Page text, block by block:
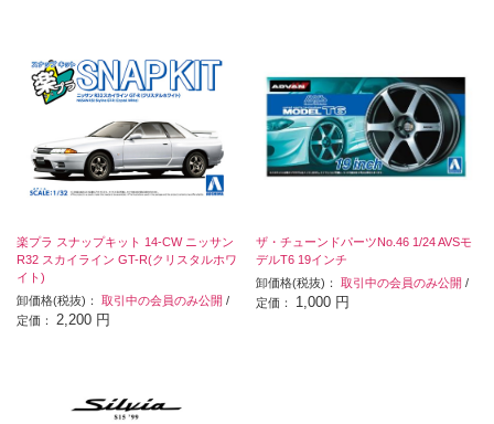
楽プラ スナップキット 14-CW ニッサン
R32 スカイライン GT-R(クリスタルホワ
イト)
卸価格(税抜)： 取引中の会員のみ公開 /
定価： 2,200 円
ザ・チューンドパーツNo.46 1/24 AVSモ
デルT6 19インチ
卸価格(税抜)：取引中の会員のみ公開 /
定価： 1,000 円